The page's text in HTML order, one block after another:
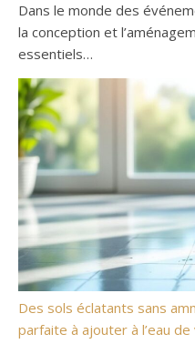
Dans le monde des
la conception et
essentiels…
Des sols éclatants sans
parfaite à ajouter à l’eau